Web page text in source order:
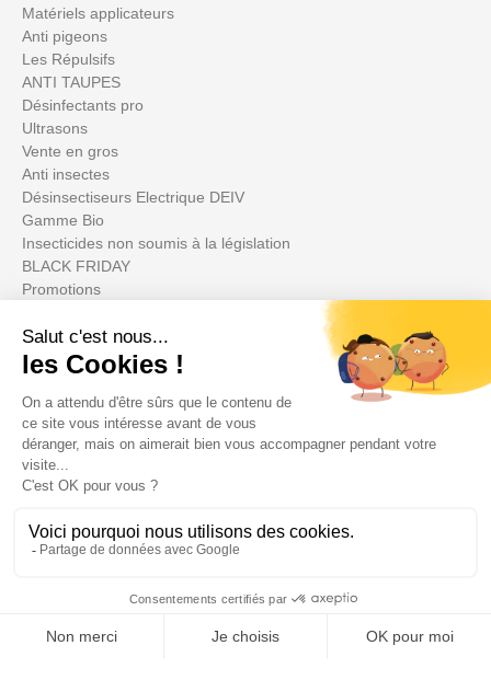
Matériels applicateurs
Anti pigeons
Les Répulsifs
ANTI TAUPES
Désinfectants pro
Ultrasons
Vente en gros
Anti insectes
Désinsectiseurs Electrique DEIV
Gamme Bio
Insecticides non soumis à la législation
BLACK FRIDAY
Promotions
Su cuenta
Informations
